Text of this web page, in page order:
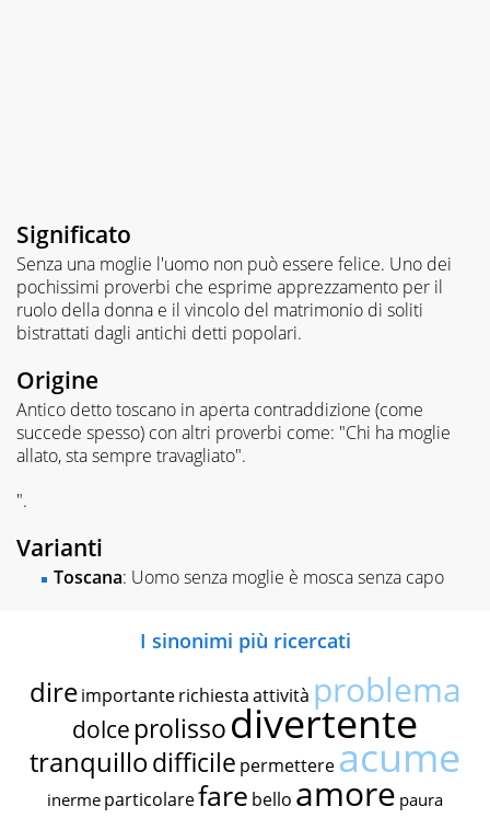
Significato
Senza una moglie l'uomo non può essere felice. Uno dei
pochissimi proverbi che esprime apprezzamento per il
ruolo della donna e il vincolo del matrimonio di soliti
bistrattati dagli antichi detti popolari.
Origine
Antico detto toscano in aperta contraddizione (come
succede spesso) con altri proverbi come: "Chi ha moglie
allato, sta sempre travagliato".
".
Varianti
Toscana: Uomo senza moglie è mosca senza capo
I sinonimi più ricercati
dire importante richiestaattività problema
dolce prolissodivertente
tranquillodifficile permettereacume
inerme particolarefare bello amore paura